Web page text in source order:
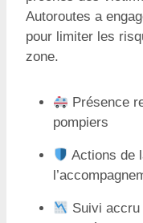
Autoroutes a
pour limiter les
zone.
Présence
pompiers
Actions de
Suivi